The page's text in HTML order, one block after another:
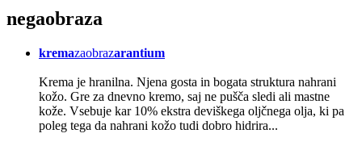
negaobraza
kremazaobrazarantium
Krema je hranilna. Njena gosta in bogata struktura nahrani
kožo. Gre za dnevno kremo, saj ne pušča sledi ali mastne
kože. Vsebuje kar 10% ekstra deviškega oljčnega olja, ki pa
poleg tega da nahrani kožo tudi dobro hidrira...